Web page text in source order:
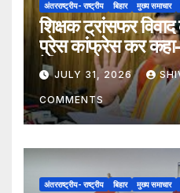
अंतरराष्ट्रीय- राष्ट्रीय बिहार मुख्य समाचार
शिक्षक ट्रांसफर विवाद
प्रेस कांफ्रेस कर कहा-
ऐच्छिक
JULY 31, 2026
COMMENTS
अंतरराष्ट्रीय- राष्ट्रीय बिहार मुख्य समाचार